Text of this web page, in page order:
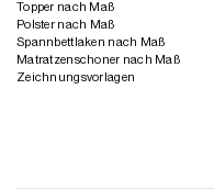
Topper nach Maß
Polster nach Maß
Spannbettlaken nach Maß
Matratzenschoner nach Maß
Zeichnungsvorlagen